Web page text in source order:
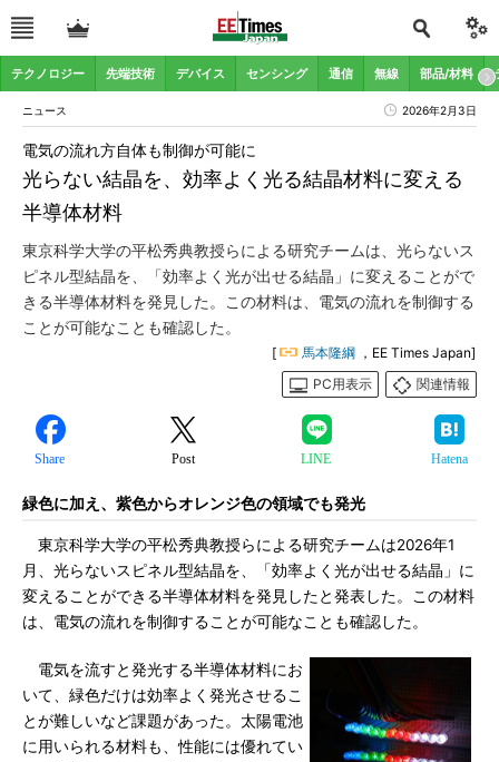
テクノロジー 先端技術 デバイス センシング 通信 無線 部品/材料
ニュース 2026年2月3日
光らない結晶を、効率よく光る結晶材料に変える
半導体材料
電気の流れ方自体も制御が可能に
東京科学大学の平松秀典教授らによる研究チームは、光らないス
ピネル型結晶を、「効率よく光が出せる結晶」に変えることがで
きる半導体材料を発見した。この材料は、電気の流れを制御する
ことが可能なことも確認した。
[ 馬本隆綱 ，EE Times Japan]
PC用表示
関連情報
Share Post LINE Hatena
緑色に加え、紫色からオレンジ色の領域でも発光
東京科学大学の平松秀典教授らによる研究チームは2026年1
月、光らないスピネル型結晶を、「効率よく光が出せる結晶」に
変えることができる半導体材料を発見したと発表した。この材料
は、電気の流れを制御することが可能なことも確認した。
電気を流すと発光する半導体材料にお
いて、緑色だけは効率よく発光させるこ
とが難しいなど課題があった。太陽電池
に用いられる材料も、性能には優れてい